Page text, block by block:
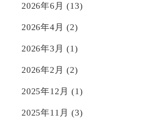
2026年6月 (13)
2026年4月 (2)
2026年3月 (1)
2026年2月 (2)
2025年12月 (1)
2025年11月 (3)